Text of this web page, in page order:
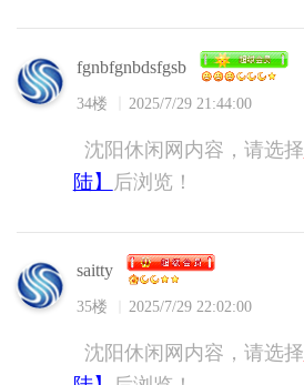
fgnbfgnbdsfgsb
34楼 2025/7/29 21:44:00
沈阳休闲网内容，请选择
陆】
后浏览！
saitty
35楼 2025/7/29 22:02:00
沈阳休闲网内容，请选择